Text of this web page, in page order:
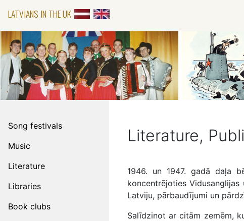
LATVIANS IN THE UK
Song festivals
Music
Literature
Libraries
Book clubs
Literature,
1946. un 1947. gadā daļa
koncentrējoties
Latviju, pārbaudījumi un
Salīdzinot ar citām zemēm,